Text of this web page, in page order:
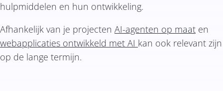
hulpmiddelen en hun ontwikkeling.
Afhankelijk van je projecten AI-agenten op maat en
webapplicaties ontwikkeld met AI kan ook relevant zijn
op de lange termijn.